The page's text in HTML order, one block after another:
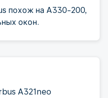
похож на A330-200,
окон.
A321neo